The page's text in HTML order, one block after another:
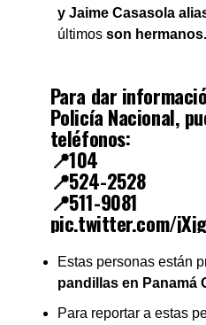
— Policía Nacional
y Jaime Casasola
últimos son hermanos.
Para dar
Policía Nacional,
teléfonos:
📍104
📍524-2528
📍511-9081
pic.twitter.com/
— Foco (@focopanama)
Estas personas están
pandillas en Panamá
Para reportar a estas